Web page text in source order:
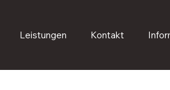
Leistungen Kontakt